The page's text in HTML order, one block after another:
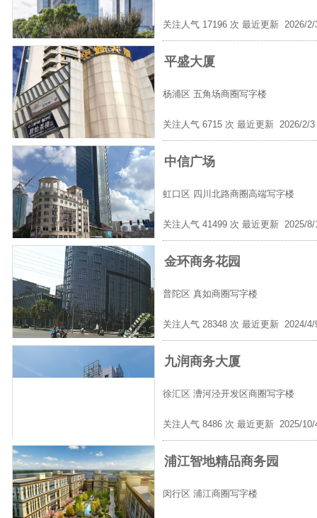
关注人气 17196 次 最近更新 2026/
平盛大厦
杨浦区 五角场商圈写字楼
关注人气 6715 次 最近更新 2026/2/
中信广场
虹口区 四川北路商圈高端写字楼
关注人气 41499 次 最近更新 2025/
金环商务花园
普陀区 真如商圈写字楼
关注人气 28348 次 最近更新 2024/
九润商务大厦
徐汇区 漕河泾开发区商圈写字楼
关注人气 8486 次 最近更新 2025/
浦江智地精品商务园
闵行区 浦江商圈写字楼